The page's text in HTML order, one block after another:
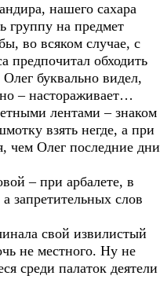
нашего сахара
группу на предмет
во всяком случае, с
предпочитал обходить
буквально видел,
– настораживает…
лентами – знаком
взять негде, а при
чем Олег последние дни
– при арбалете, в
запретительных слов
свой извилистый
не местного. Ну не
среди палаток деятели